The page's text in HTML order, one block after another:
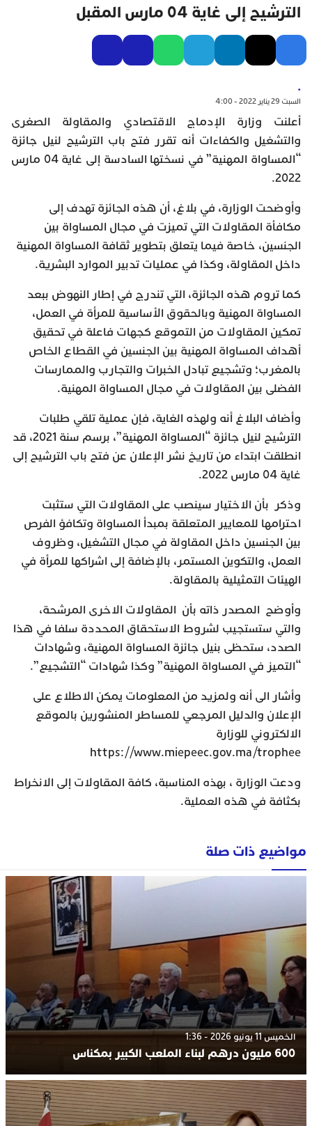
الترشيح إلى غاية 04 مارس المقبل
.
السبت 29 يناير 2022 - 4:00
أعلنت وزارة الإدماج الاقتصادي والمقاولة الصغرى
والتشغيل والكفاءات أنه تقرر فتح باب الترشيح لنيل جائزة
“المساواة المهنية” في نسختها السادسة إلى غاية 04 مارس
2022.
وأوضحت الوزارة، في بلاغ، أن هذه الجائزة تهدف إلى
مكافأة المقاولات التي تميزت في مجال المساواة بين
الجنسين، خاصة فيما يتعلق بتطوير ثقافة المساواة المهنية
داخل المقاولة، وكذا في عمليات تدبير الموارد البشرية.
كما تروم هذه الجائزة، التي تندرج في إطار النهوض ببعد
المساواة المهنية وبالحقوق الأساسية للمرأة في العمل،
تمكين المقاولات من التموقع كجهات فاعلة في تحقيق
أهداف المساواة المهنية بين الجنسين في القطاع الخاص
بالمغرب؛ وتشجيع تبادل الخبرات والتجارب والممارسات
الفضلى بين المقاولات في مجال المساواة المهنية.
وأضاف البلاغ أنه ولهذه الغاية، فإن عملية تلقي طلبات
الترشيح لنيل جائزة “المساواة المهنية”، برسم سنة 2021، قد
انطلقت ابتداء من تاريخ نشر الإعلان عن فتح باب الترشيح إلى
غاية 04 مارس 2022.
وذكر بأن الاختيار سينصب على المقاولات التي ستثبت
احترامها للمعايير المتعلقة بمبدأ المساواة وتكافؤ الفرص
بين الجنسين داخل المقاولة في مجال التشغيل، وظروف
العمل، والتكوين المستمر، بالإضافة إلى اشراكها للمرأة في
الهيئات التمثيلية بالمقاولة.
وأوضح المصدر ذاته بأن المقاولات الاخرى المرشحة،
والتي ستستجيب لشروط الاستحقاق المحددة سلفا في هذا
الصدد، ستحظى بنيل جائزة المساواة المهنية، وشهادات
“التميز في المساواة المهنية” وكذا شهادات “التشجيع”.
وأشار الى أنه ولمزيد من المعلومات يمكن الاطلاع على
الإعلان والدليل المرجعي للمساطر المنشورين بالموقع
الالكتروني للوزارة
https://www.miepeec.gov.ma/trophee
ودعت الوزارة ، بهذه المناسبة، كافة المقاولات إلى الانخراط
بكثافة في هذه العملية.
مواضيع ذات صلة
الخميس 11 يونيو 2026 - 1:36
600 مليون درهم لبناء الملعب الكبير بمكناس